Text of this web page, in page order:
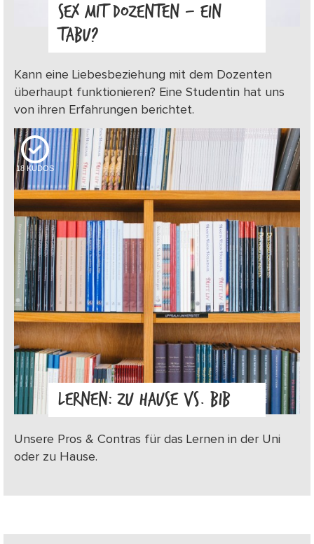
SEX MIT DOZENTEN – EIN
TABU?
Kann eine Liebesbeziehung mit dem Dozenten
überhaupt funktionieren? Eine Studentin hat uns
von ihren Erfahrungen berichtet.
18 KUDOS
LERNEN: ZU HAUSE VS. BIB
Unsere Pros & Contras für das Lernen in der Uni
oder zu Hause.